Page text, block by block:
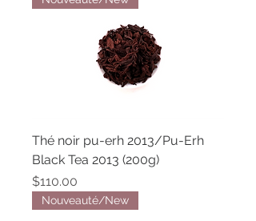
Thé noir pu-erh 2013/Pu-Erh
Black Tea 2013 (200g)
Price
$110.00
Nouveauté/New